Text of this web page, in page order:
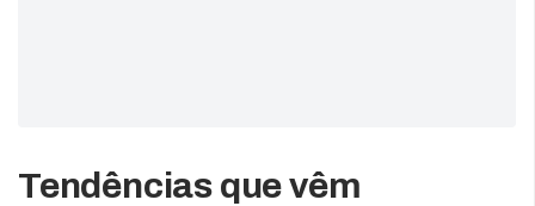
Tendências que vêm